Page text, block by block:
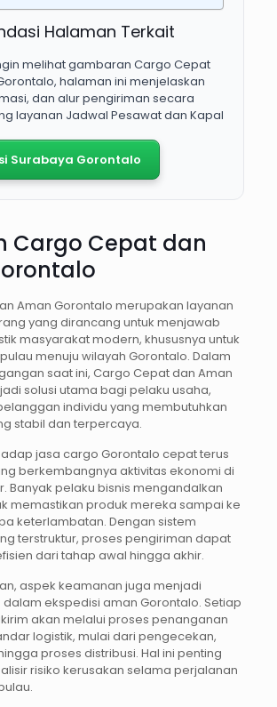
Halaman Terkait
melihat gambaran Cargo Cepat
halaman ini menjelaskan
dan alur pengiriman secara
layanan Jadwal Pesawat dan Kapal
Surabaya Gorontalo
Cargo Cepat dan
Aman Gorontalo merupakan layanan
yang dirancang untuk menjawab
masyarakat modern, khususnya untuk
menuju wilayah Gorontalo. Dalam
saat ini, Cargo Cepat dan Aman
solusi utama bagi pelaku usaha,
individu yang membutuhkan
stabil dan terpercaya.
jasa cargo Gorontalo cepat terus
berkembangnya aktivitas ekonomi di
Banyak pelaku bisnis mengandalkan
memastikan produk mereka sampai ke
keterlambatan. Dengan sistem
terstruktur, proses pengiriman dapat
dari tahap awal hingga akhir.
aspek keamanan juga menjadi
ekspedisi aman Gorontalo. Setiap
akan melalui proses penanganan
logistik, mulai dari pengecekan,
proses distribusi. Hal ini penting
risiko kerusakan selama perjalanan